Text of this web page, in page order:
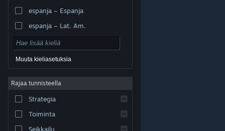
© Valve Corporation. Kaikki oikeudet pidätetään. Kaikki
Yhdysvalloissa ja kaikkialla maailmassa.
Helppokäyttötoiminnot
Hyvitykset|Evästeet
espanja – Espanja
espanja – Lat. Am.
Muuta kieliasetuksia
Rajaa tunnisteella
Strategia
Toiminta
Seikkailu